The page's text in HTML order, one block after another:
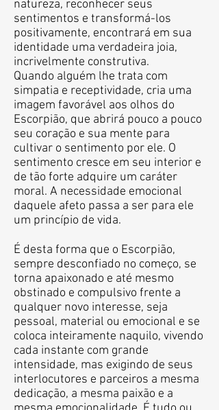
natureza, reconhecer seus
sentimentos e transformá-los
positivamente, encontrará em sua
identidade uma verdadeira joia,
incrivelmente construtiva.
Quando alguém lhe trata com
simpatia e receptividade, cria uma
imagem favorável aos olhos do
Escorpião, que abrirá pouco a pouco
seu coração e sua mente para
cultivar o sentimento por ele. O
sentimento cresce em seu interior e
de tão forte adquire um caráter
moral. A necessidade emocional
daquele afeto passa a ser para ele
um princípio de vida.
É desta forma que o Escorpião,
sempre desconfiado no começo, se
torna apaixonado e até mesmo
obstinado e compulsivo frente a
qualquer novo interesse, seja
pessoal, material ou emocional e se
coloca inteiramente naquilo, vivendo
cada instante com grande
intensidade, mas exigindo de seus
interlocutores e parceiros a mesma
dedicação, a mesma paixão e a